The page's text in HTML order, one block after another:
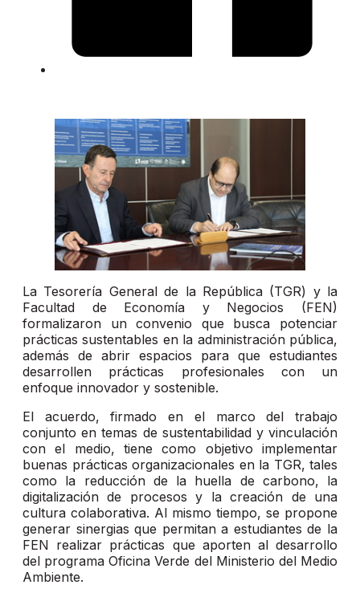
La Tesorería General de la República (TGR) y la
Facultad de Economía y Negocios (FEN)
formalizaron un convenio que busca potenciar
prácticas sustentables en la administración pública,
además de abrir espacios para que estudiantes
desarrollen prácticas profesionales con un
enfoque innovador y sostenible.
El acuerdo, firmado en el marco del trabajo
conjunto en temas de sustentabilidad y vinculación
con el medio, tiene como objetivo implementar
buenas prácticas organizacionales en la TGR, tales
como la reducción de la huella de carbono, la
digitalización de procesos y la creación de una
cultura colaborativa. Al mismo tiempo, se propone
generar sinergias que permitan a estudiantes de la
FEN realizar prácticas que aporten al desarrollo
del programa Oficina Verde del Ministerio del Medio
Ambiente.